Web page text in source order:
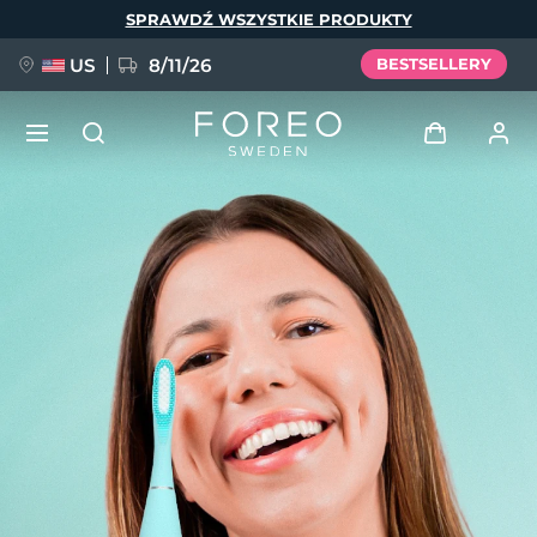
SPRAWDŹ WSZYSTKIE PRODUKTY
US 8/11/26 BESTSELLERY
Profil użytkownika
Moje urządzenia
Moje zamówienia
Moje adresy
Moje subskrypcje
FAQ™ Pure Beauty-Tech Elixir
BREAKING NEWS
issa™ Teeth Whitening Set
Deutsch
Español
Français
Italiano
Português
Svenska
Русский
简体中文 繁體中文